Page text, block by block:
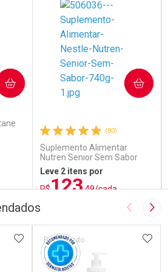
FECHAR
FECHAR
(80)
Suplemento Alimentar
Nutren Senior Sem Sabor
740g
Leve 2 itens por
R$123,49/cada
COMPRAR
Por Menos
Imagem
ADICIONAR AOS FAVORITOS
Patrocinado